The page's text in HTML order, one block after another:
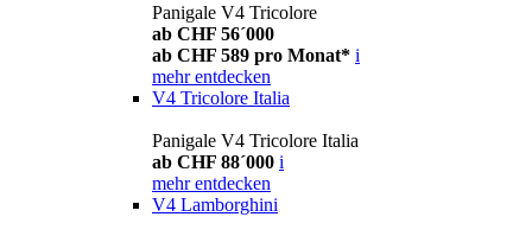
Panigale V4 Tricolore
ab CHF 56´000
ab CHF 589 pro Monat* i
mehr entdecken
V4 Tricolore Italia
Panigale V4 Tricolore Italia
ab CHF 88´000 i
mehr entdecken
V4 Lamborghini